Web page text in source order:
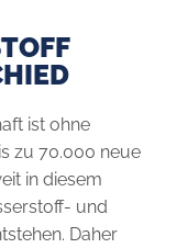
ist ohne
zu 70.000 neue
in diesem
und
Daher